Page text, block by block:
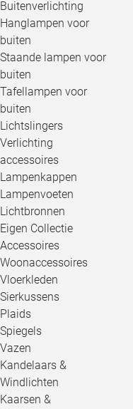
Buitenverlichting
Hanglampen voor
buiten
Staande lampen voor
buiten
Tafellampen voor
buiten
Lichtslingers
Verlichting
accessoires
Lampenkappen
Lampenvoeten
Lichtbronnen
Eigen Collectie
Accessoires
Woonaccessoires
Vloerkleden
Sierkussens
Plaids
Spiegels
Vazen
Kandelaars &
Windlichten
Kaarsen &